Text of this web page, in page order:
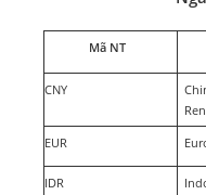
Mã NT
CNY
EUR
IDR